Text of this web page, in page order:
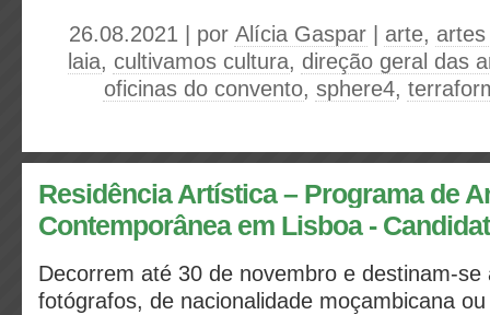
26.08.2021 | por Alícia Gaspar arte,
laia, cultivamos cultura, direção geral das
oficinas do convento, sphere4,
Residência Artística – Programa de
Contemporânea em Lisboa -
Decorrem até 30 de novembro e destinam-
fotógrafos, de nacionalidade moçambicana